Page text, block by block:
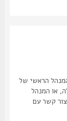
הראשי של
המנהל
עם